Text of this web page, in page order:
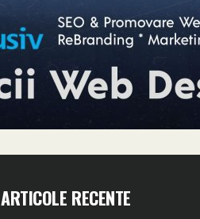
ARTICOLE RECENTE